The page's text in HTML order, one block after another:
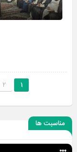
1
2
مناسبت ها